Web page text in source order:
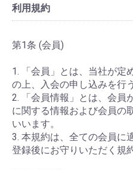
利用規約
第1条 (会員)
1. 「会員」とは、当社が定
の上、入会の申し込みを行
2. 「会員情報」とは、会員
に関する情報および会員の
いいます。
3. 本規約は、全ての会員に
登録後にお守りいただく規